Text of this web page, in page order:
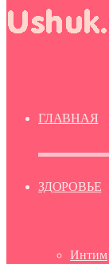
ГЛАВНАЯ
ЗДОРОВЬЕ
Интим